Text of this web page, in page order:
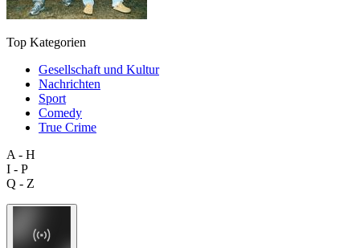
Top Kategorien
Gesellschaft und Kultur
Nachrichten
Sport
Comedy
True Crime
A - H
I - P
Q - Z